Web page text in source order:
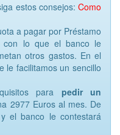
estos consejos: Como
a pagar por Préstamo
con lo que el banco le
otros gastos. En el
le facilitamos un sencillo
para pedir un
2977 Euros al mes. De
el banco le contestará